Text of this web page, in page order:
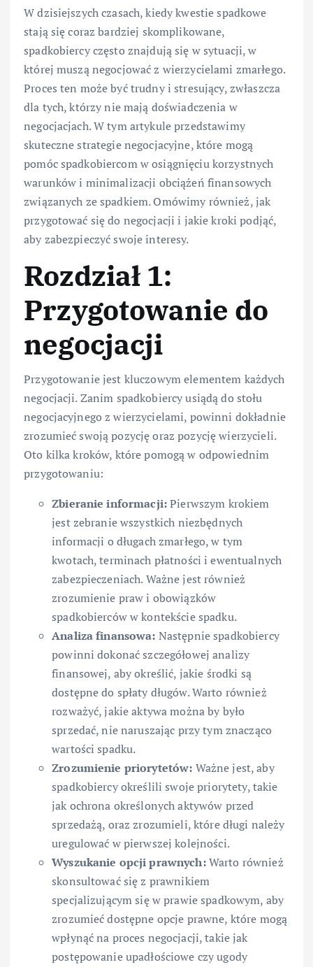
W dzisiejszych czasach, kiedy kwestie spadkowe
stają się coraz bardziej skomplikowane,
spadkobiercy często znajdują się w sytuacji, w
której muszą negocjować z wierzycielami zmarłego.
Proces ten może być trudny i stresujący, zwłaszcza
dla tych, którzy nie mają doświadczenia w
negocjacjach. W tym artykule przedstawimy
skuteczne strategie negocjacyjne, które mogą
pomóc spadkobiercom w osiągnięciu korzystnych
warunków i minimalizacji obciążeń finansowych
związanych ze spadkiem. Omówimy również, jak
przygotować się do negocjacji i jakie kroki podjąć,
aby zabezpieczyć swoje interesy.
Rozdział 1:
Przygotowanie do
negocjacji
Przygotowanie jest kluczowym elementem każdych
negocjacji. Zanim spadkobiercy usiądą do stołu
negocjacyjnego z wierzycielami, powinni dokładnie
zrozumieć swoją pozycję oraz pozycję wierzycieli.
Oto kilka kroków, które pomogą w odpowiednim
przygotowaniu:
Zbieranie informacji:Pierwszym krokiem
jest zebranie wszystkich niezbędnych
informacji o długach zmarłego, w tym
kwotach, terminach płatności i ewentualnych
zabezpieczeniach. Ważne jest również
zrozumienie praw i obowiązków
spadkobierców w kontekście spadku.
Analiza finansowa: Następnie spadkobiercy
powinni dokonać szczegółowej analizy
finansowej, aby określić, jakie środki są
dostępne do spłaty długów. Warto również
rozważyć, jakie aktywa można by było
sprzedać, nie naruszając przy tym znacząco
wartości spadku.
Zrozumienie priorytetów: Ważne jest, aby
spadkobiercy określili swoje priorytety, takie
jak ochrona określonych aktywów przed
sprzedażą, oraz zrozumieli, które długi należy
uregulować w pierwszej kolejności.
Wyszukanie opcji prawnych:Warto również
skonsultować się z prawnikiem
specjalizującym się w prawie spadkowym, aby
zrozumieć dostępne opcje prawne, które mogą
wpłynąć na proces negocjacji, takie jak
postępowanie upadłościowe czy ugody